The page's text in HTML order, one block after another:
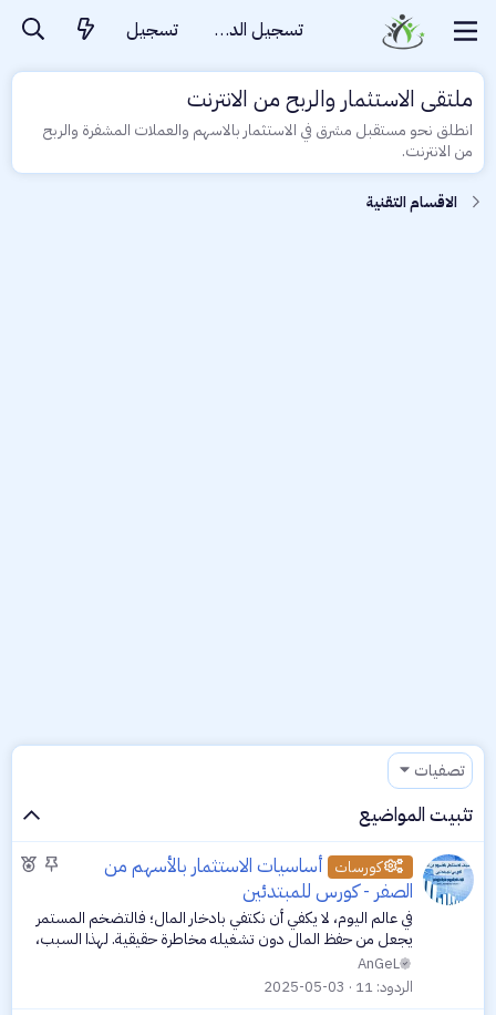
تسجيل الدخول تسجيل
ملتقى الاستثمار والربح من الانترنت
انطلق نحو مستقبل مشرق في الاستثمار بالاسهم والعملات المشفرة والربح
من الانترنت.
الاقسام التقنية
تصفيات
تثبيت المواضيع
م
ب
ت
م
كورسات أساسيات الاستثمار بالأسهم من
الصفر - كورس للمبتدئين
في عالم اليوم، لا يكفي أن نكتفي بادخار المال؛ فالتضخم المستمر
يجعل من حفظ المال دون تشغيله مخاطرة حقيقية. لهذا السبب،
أصبح الاستثمار ضرورة، وليس رفاهية. ومن بين مجالات الاستثمار
الأكثر شعبية...
AnGeL
الردود 11
2025-05-03